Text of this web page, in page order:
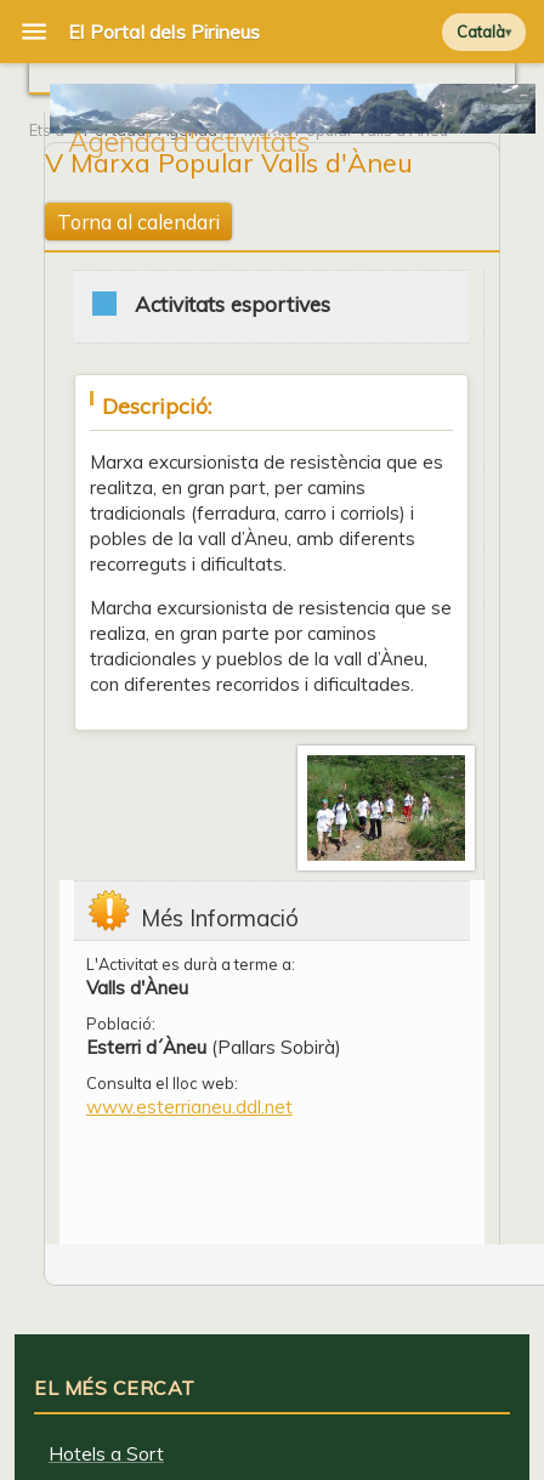
Català
Agenda d'activitats
Ets a Portada/Agenda/ V Marxa Popular Valls d'Àneu
V Marxa Popular Valls d'Àneu
Torna al calendari
Activitats esportives
Descripció:
Marxa excursionista de resistència que es
realitza, en gran part, per camins
tradicionals (ferradura, carro i corriols) i
pobles de la vall d’Àneu, amb diferents
recorreguts i dificultats.
Marcha excursionista de resistencia que se
realiza, en gran parte por caminos
tradicionales y pueblos de la vall d’Àneu,
con diferentes recorridos i dificultades.
Més Informació
L'Activitat es durà a terme a:
Valls d'Àneu
Població:
Esterri d´Àneu (Pallars Sobirà)
Consulta el lloc web:
www.esterrianeu.ddl.net
EL MÉS CERCAT
Hotels a Sort